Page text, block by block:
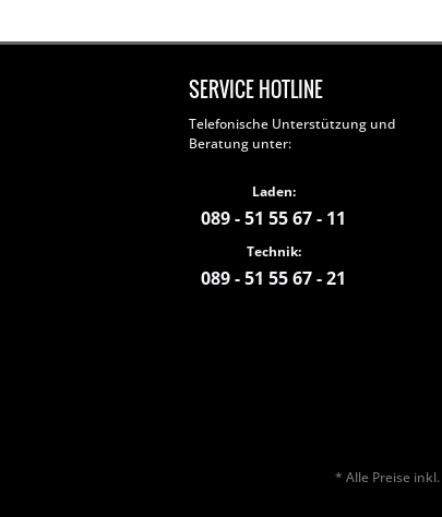
SERVICE HOTLINE
Telefonische Unterstützung und
Beratung unter:
Laden:
089 - 51 55 67 - 11
Technik:
089 - 51 55 67 - 21
* Alle Preise